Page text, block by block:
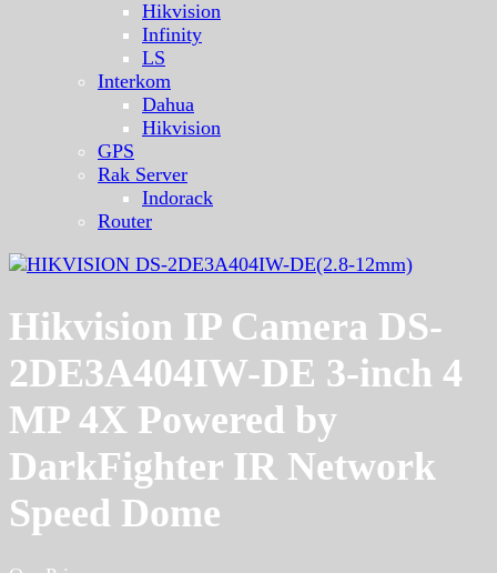
Hikvision
Infinity
LS
Interkom
Dahua
Hikvision
GPS
Rak Server
Indorack
Router
Hikvision IP Camera DS-
2DE3A404IW-DE 3-inch 4
MP 4X Powered by
DarkFighter IR Network
Speed Dome